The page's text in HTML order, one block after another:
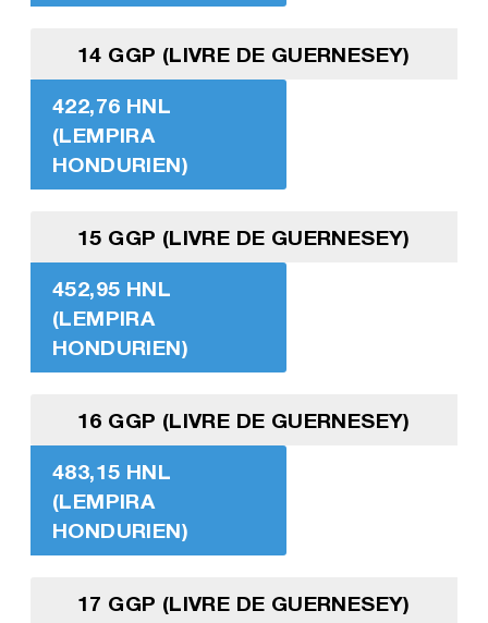
14 GGP (LIVRE DE GUERNESEY)
422,76 HNL
(LEMPIRA
HONDURIEN)
15 GGP (LIVRE DE GUERNESEY)
452,95 HNL
(LEMPIRA
HONDURIEN)
16 GGP (LIVRE DE GUERNESEY)
483,15 HNL
(LEMPIRA
HONDURIEN)
17 GGP (LIVRE DE GUERNESEY)